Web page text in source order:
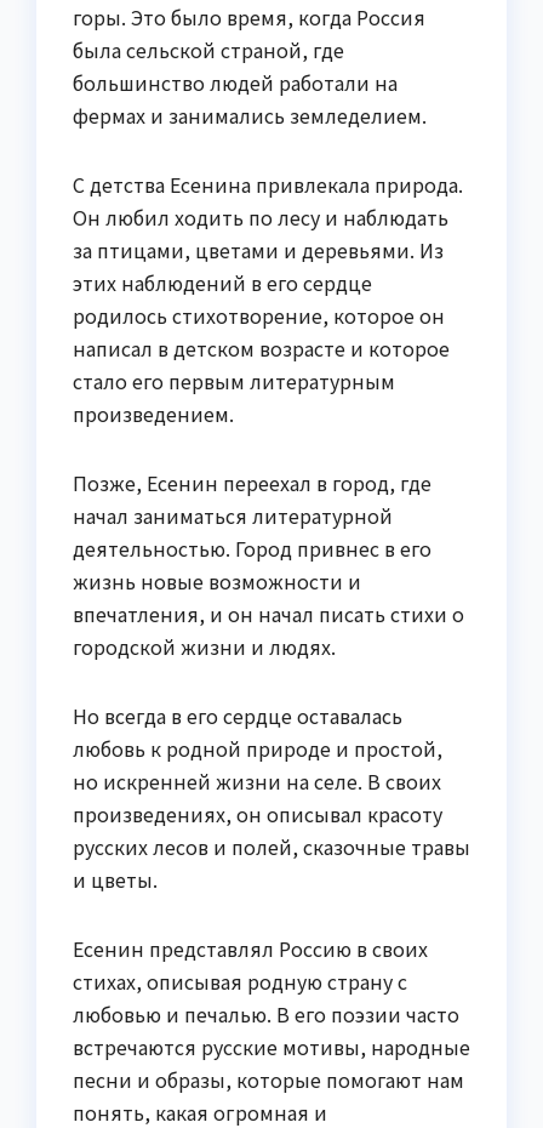
горы. Это было время, когда Россия
была сельской страной, где
большинство людей работали на
фермах и занимались земледелием.
С детства Есенина привлекала природа.
Он любил ходить по лесу и наблюдать
за птицами, цветами и деревьями. Из
этих наблюдений в его сердце
родилось стихотворение, которое он
написал в детском возрасте и которое
стало его первым литературным
произведением.
Позже, Есенин переехал в город, где
начал заниматься литературной
деятельностью. Город привнес в его
жизнь новые возможности и
впечатления, и он начал писать стихи о
городской жизни и людях.
Но всегда в его сердце оставалась
любовь к родной природе и простой,
но искренней жизни на селе. В своих
произведениях, он описывал красоту
русских лесов и полей, сказочные травы
и цветы.
Есенин представлял Россию в своих
стихах, описывая родную страну с
любовью и печалью. В его поэзии часто
встречаются русские мотивы, народные
песни и образы, которые помогают нам
понять, какая огромная и